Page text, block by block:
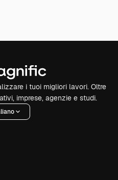
i tuoi migliori lavori. Oltre
imprese, agenzie e studi.